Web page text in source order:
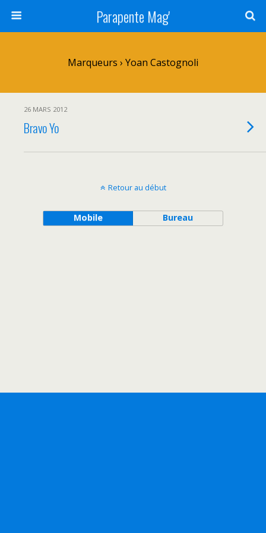
Parapente Mag'
Marqueurs › Yoan Castognoli
26 MARS 2012
Bravo Yo
Retour au début
Mobile Bureau